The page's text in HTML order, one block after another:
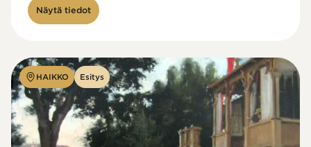
Näytä tiedot
HAIKKO Esitys